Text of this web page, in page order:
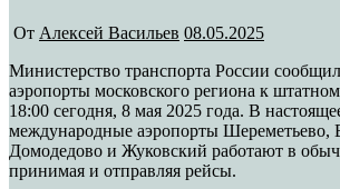
От Алексей Васильев 08.05.2025
Министерство транспорта России сообщило о планах вернуть
аэропорты московского региона к
18:00 сегодня, 8 мая 2025 года. В
международные аэропорты Шереметьево,
Домодедово и Жуковский работают в
принимая и отправляя рейсы.